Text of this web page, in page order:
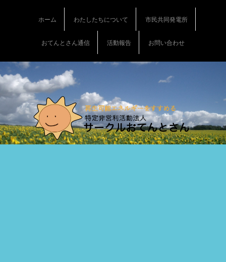
o
n
t
n
t
ホーム わたしたちについて 市民共同発電所
おてんとさん通信 活動報告 お問い合わせ